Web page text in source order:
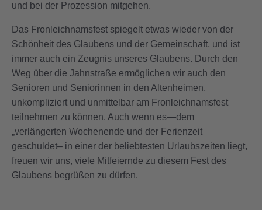
und bei der Prozession mitgehen.
Das Fronleichnamsfest spiegelt etwas wieder von der
Schönheit des Glaubens und der Gemeinschaft, und ist
immer auch ein Zeugnis unseres Glaubens. Durch den
Weg über die Jahnstraße ermöglichen wir auch den
Senioren und Seniorinnen in den Altenheimen,
unkompliziert und unmittelbar am Fronleichnamsfest
teilnehmen zu können. Auch wenn es—dem
„verlängerten Wochenende und der Ferienzeit
geschuldet– in einer der beliebtesten Urlaubszeiten liegt,
freuen wir uns, viele Mitfeiernde zu diesem Fest des
Glaubens begrüßen zu dürfen.